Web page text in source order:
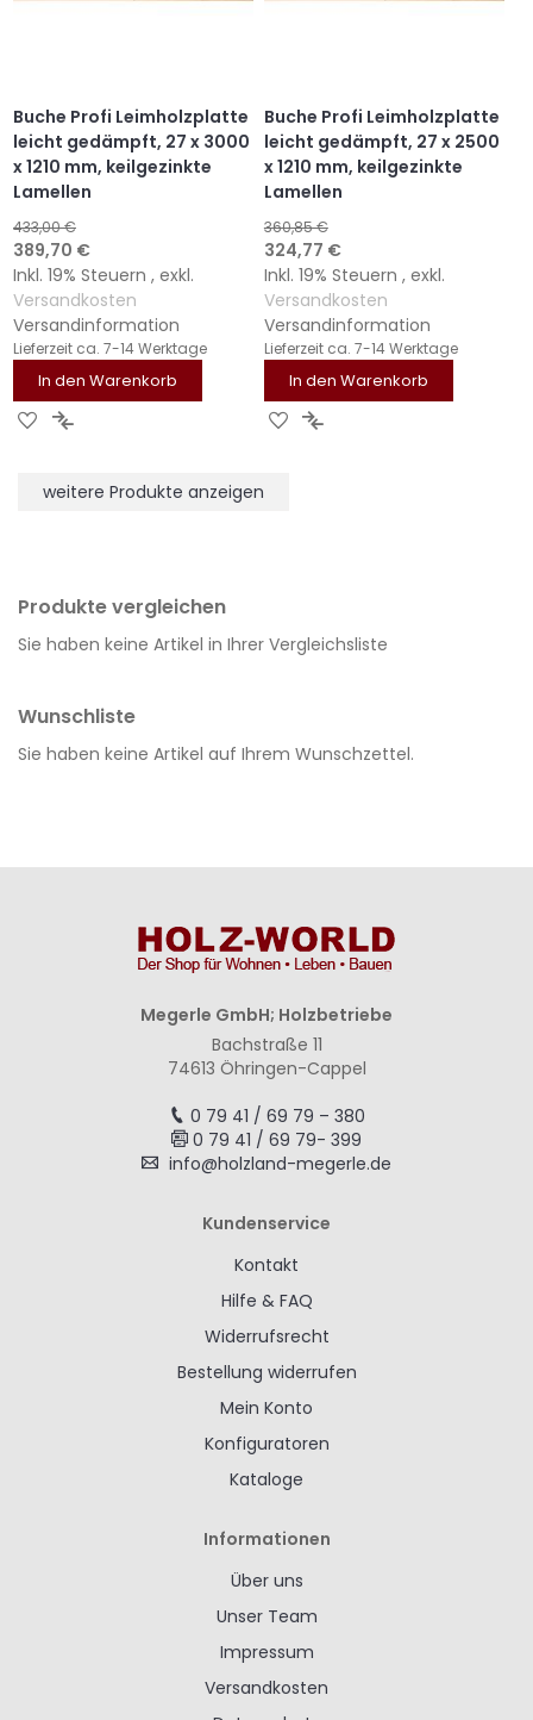
Buche Profi Leimholzplatte
leicht gedämpft, 27 x 3000
x 1210 mm, keilgezinkte
Lamellen
433,00 €
Sonderangebot
389,70 €
Inkl. 19% Steuern , exkl.
Versandkosten
Versandinformation
Lieferzeit ca. 7-14 Werktage
In den Warenkorb
ZUR
HINZUFÜGEN
ZUR
HINZUFÜGEN
Buche Profi Leimholzplatte
leicht gedämpft, 27 x 2500
x 1210 mm, keilgezinkte
Lamellen
360,85 €
Sonderangebot
324,77 €
Inkl. 19% Steuern , exkl.
Versandkosten
Versandinformation
Lieferzeit ca. 7-14 Werktage
In den Warenkorb
ZURZUR
weitere Produkte anzeigen
Produkte vergleichen
Sie haben keine Artikel in Ihrer Vergleichsliste
Wunschliste
Sie haben keine Artikel auf Ihrem Wunschzettel.
Megerle GmbH; Holzbetriebe
Bachstraße 11
74613 Öhringen-Cappel
0 79 41 / 69 79 – 380
0 79 41 / 69 79- 399
info@holzland-megerle.de
Kundenservice
Kontakt
Hilfe & FAQ
Widerrufsrecht
Bestellung widerrufen
Mein Konto
Konfiguratoren
Kataloge
Informationen
Über uns
Unser Team
Impressum
Versandkosten